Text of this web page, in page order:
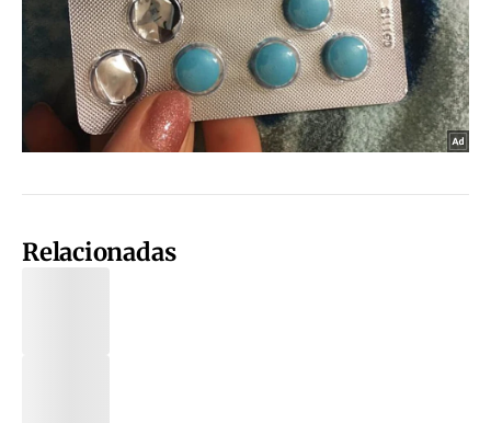
Relacionadas